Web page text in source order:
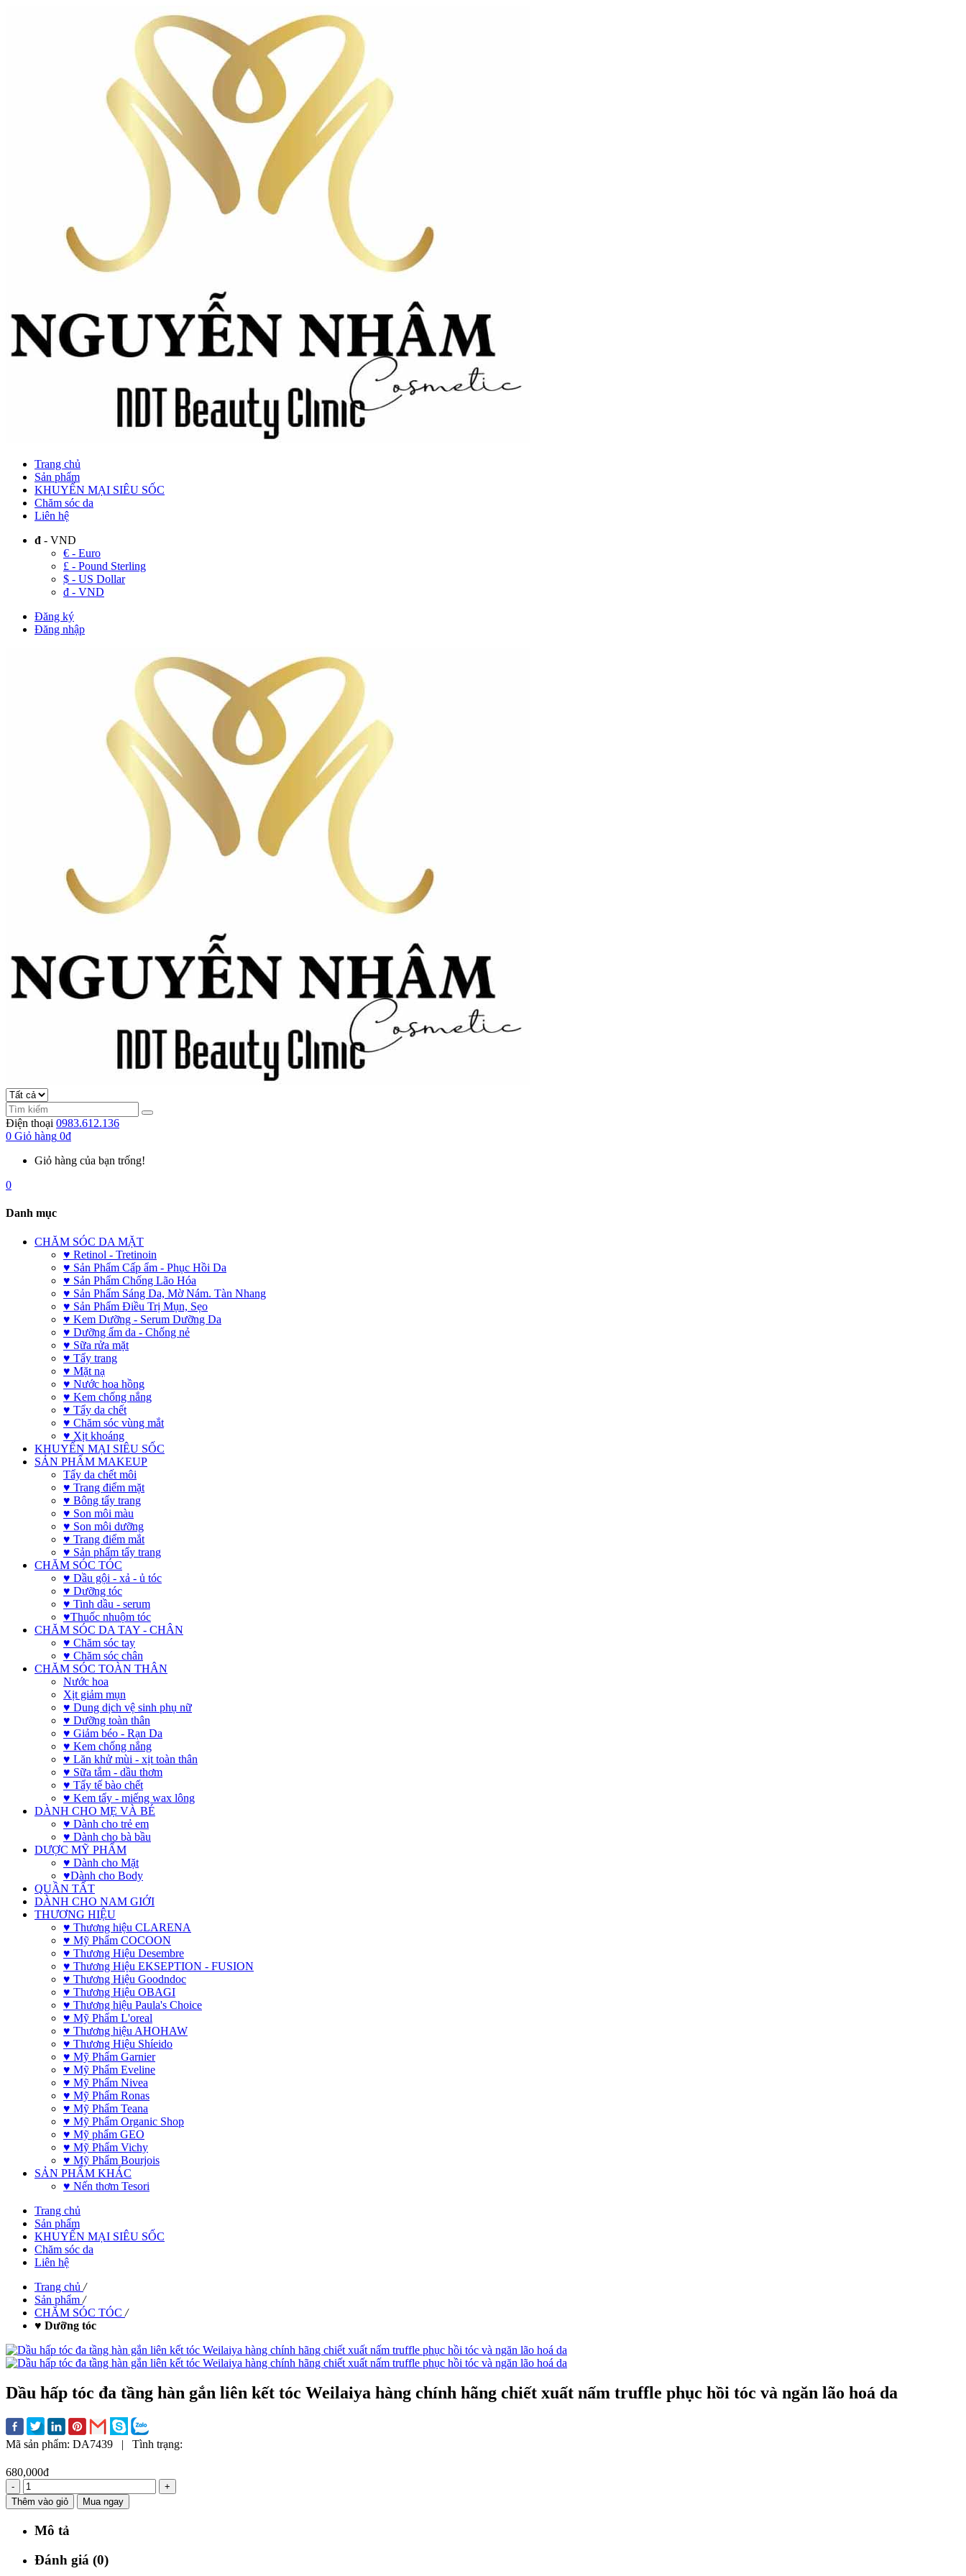
Trang chủ
Sản phẩm
KHUYẾN MẠI SIÊU SỐC
Chăm sóc da
Liên hệ
đ - VND
€ - Euro
£ - Pound Sterling
$ - US Dollar
đ - VND
Đăng ký
Đăng nhập
Điện thoại 0983.612.136
0 Giỏ hàng 0đ
Giỏ hàng của bạn trống!
0
Danh mục
CHĂM SÓC DA MẶT
♥ Retinol - Tretinoin
♥ Sản Phẩm Cấp ẩm - Phục Hồi Da
♥ Sản Phẩm Chống Lão Hóa
♥ Sản Phẩm Sáng Da, Mờ Nám. Tàn Nhang
♥ Sản Phẩm Điều Trị Mụn, Sẹo
♥ Kem Dưỡng - Serum Dưỡng Da
♥ Dưỡng ẩm da - Chống nẻ
♥ Sữa rửa mặt
♥ Tẩy trang
♥ Mặt nạ
♥ Nước hoa hồng
♥ Kem chống nắng
♥ Tẩy da chết
♥ Chăm sóc vùng mắt
♥ Xịt khoáng
KHUYẾN MẠI SIÊU SỐC
SẢN PHẨM MAKEUP
Tẩy da chết môi
♥ Trang điểm mặt
♥ Bông tẩy trang
♥ Son môi màu
♥ Son môi dưỡng
♥ Trang điểm mắt
♥ Sản phẩm tẩy trang
CHĂM SÓC TÓC
♥ Dầu gội - xả - ủ tóc
♥ Dưỡng tóc
♥ Tinh dầu - serum
♥Thuốc nhuộm tóc
CHĂM SÓC DA TAY - CHÂN
♥ Chăm sóc tay
♥ Chăm sóc chân
CHĂM SÓC TOÀN THÂN
Nước hoa
Xịt giảm mụn
♥ Dung dịch vệ sinh phụ nữ
♥ Dưỡng toàn thân
♥ Giảm béo - Rạn Da
♥ Kem chống nắng
♥ Lăn khử mùi - xịt toàn thân
♥ Sữa tắm - dầu thơm
♥ Tẩy tế bào chết
♥ Kem tẩy - miếng wax lông
DÀNH CHO MẸ VÀ BÉ
♥ Dành cho trẻ em
♥ Dành cho bà bầu
DƯỢC MỸ PHẨM
♥ Dành cho Mặt
♥Dành cho Body
QUẦN TẤT
DÀNH CHO NAM GIỚI
THƯƠNG HIỆU
♥ Thương hiệu CLARENA
♥ Mỹ Phẩm COCOON
♥ Thương Hiệu Desembre
♥ Thương Hiệu EKSEPTION - FUSION
♥ Thương Hiệu Goodndoc
♥ Thương Hiệu OBAGI
♥ Thương hiệu Paula's Choice
♥ Mỹ Phẩm L'oreal
♥ Thương hiệu AHOHAW
♥ Thương Hiệu Shíeido
♥ Mỹ Phẩm Garnier
♥ Mỹ Phẩm Eveline
♥ Mỹ Phẩm Nivea
♥ Mỹ Phẩm Ronas
♥ Mỹ Phẩm Teana
♥ Mỹ Phẩm Organic Shop
♥ Mỹ phẩm GEO
♥ Mỹ Phẩm Vichy
♥ Mỹ Phẩm Bourjois
SẢN PHẨM KHÁC
♥ Nến thơm Tesori
Trang chủ
Sản phẩm
KHUYẾN MẠI SIÊU SỐC
Chăm sóc da
Liên hệ
Trang chủ /
Sản phẩm /
CHĂM SÓC TÓC /
♥ Dưỡng tóc
Dầu hấp tóc đa tầng hàn gắn liên kết tóc Weilaiya hàng chính hãng chiết xuất nấm truffle phục hồi tóc và ngăn lão hoá da
Mã sản phẩm: DA7439 | Tình trạng:
680,000đ
-
+
Thêm vào giỏ
Mua ngay
Mô tả
Đánh giá (0)